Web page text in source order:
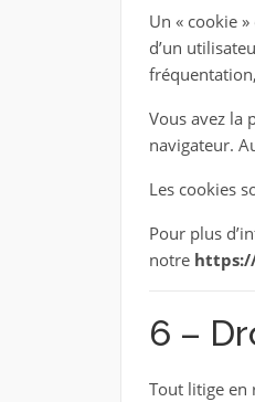
Un « cookie
d’un
Vous avez la
navigateur.
Les cookies
Pour plus
notre
6 –
Tout litige en